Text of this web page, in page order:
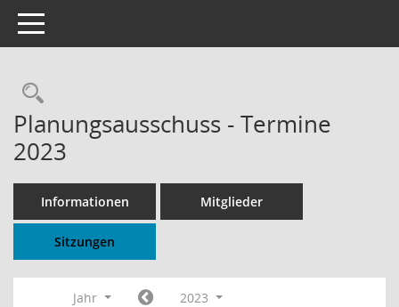
Toggle navigation
Rechercheauswahl
Planungsausschuss - Termine
2023
Informationen Mitglieder
Sitzungen
Jahr 2023